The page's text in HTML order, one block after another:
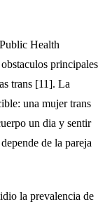
Health
principales
trans [11]. La
una mujer trans
un dia y sentir
de la pareja
la prevalencia de